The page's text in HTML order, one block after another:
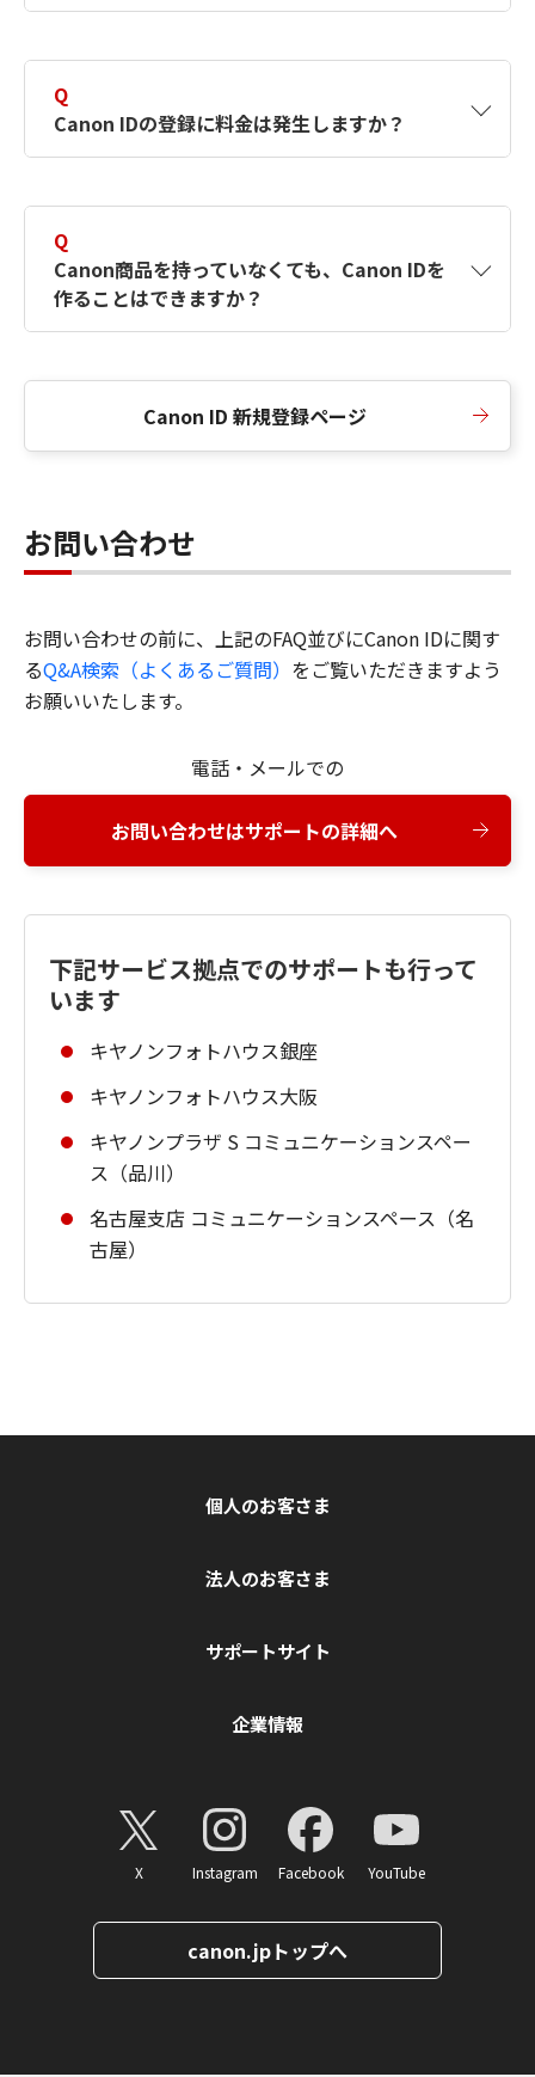
択したサービスから取得します。アカウントを
簡単に作成できるように、この情報を使用して
Canon IDの登録フォームを入力します。
Q
Canon IDの登録に料金は発生しますか？
Q
Canon商品を持っていなくても、Canon IDを
作ることはできますか？
Canon ID 新規登録ページ
お問い合わせ
お問い合わせの前に、上記のFAQ並びにCanon IDに関す
るQ&A検索（よくあるご質問） をご覧いただきますよう
お願いいたします。
電話・メールでの
お問い合わせはサポートの詳細へ
下記サービス拠点でのサポートも行って
います
キヤノンフォトハウス銀座
キヤノンフォトハウス大阪
キヤノンプラザ S コミュニケーションスペー
ス（品川）
名古屋支店 コミュニケーションスペース（名
古屋）
個人のお客さま
法人のお客さま
サポートサイト
企業情報
X Instagram Facebook YouTube
canon.jpトップへ